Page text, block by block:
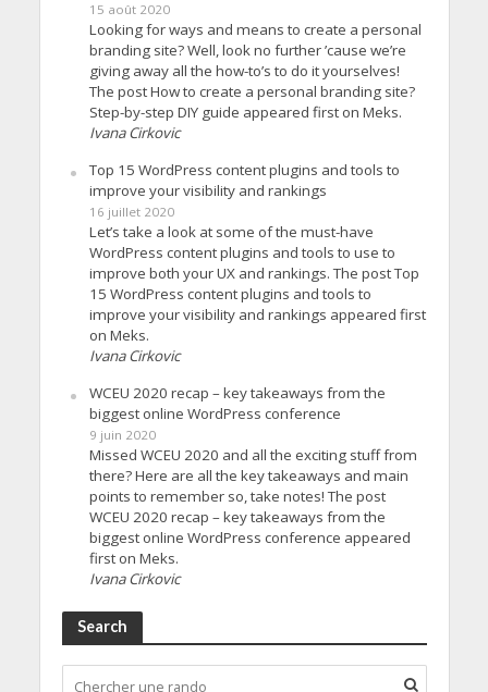
15 août 2020
Looking for ways and means to create a personal
branding site? Well, look no further ’cause we’re
giving away all the how-to’s to do it yourselves!
The post How to create a personal branding site?
Step-by-step DIY guide appeared first on Meks.
Ivana Cirkovic
Top 15 WordPress content plugins and tools to
improve your visibility and rankings
16 juillet 2020
Let’s take a look at some of the must-have
WordPress content plugins and tools to use to
improve both your UX and rankings. The post Top
15 WordPress content plugins and tools to
improve your visibility and rankings appeared first
on Meks.
Ivana Cirkovic
WCEU 2020 recap – key takeaways from the
biggest online WordPress conference
9 juin 2020
Missed WCEU 2020 and all the exciting stuff from
there? Here are all the key takeaways and main
points to remember so, take notes! The post
WCEU 2020 recap – key takeaways from the
biggest online WordPress conference appeared
first on Meks.
Ivana Cirkovic
Search